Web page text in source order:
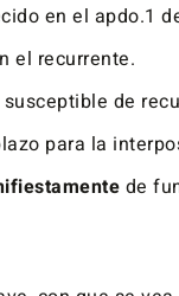
en el apdo.1
el recurrente.
de
para la
de